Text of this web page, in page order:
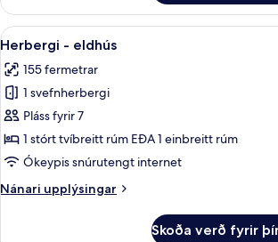
-
eldhús
Skoða
allar
myndir
fyrir
Herbergi
-
eldhús
Rúmföt úr
9
Herbergi - eldhús
155 fermetrar
1 svefnherbergi
Pláss fyrir 7
1 stórt tvíbreitt rúm EÐA 1 einbreitt rúm
Ókeypis snúrutengt internet
Nánari upplýsingar
Nánari
Skoða verð fyrir